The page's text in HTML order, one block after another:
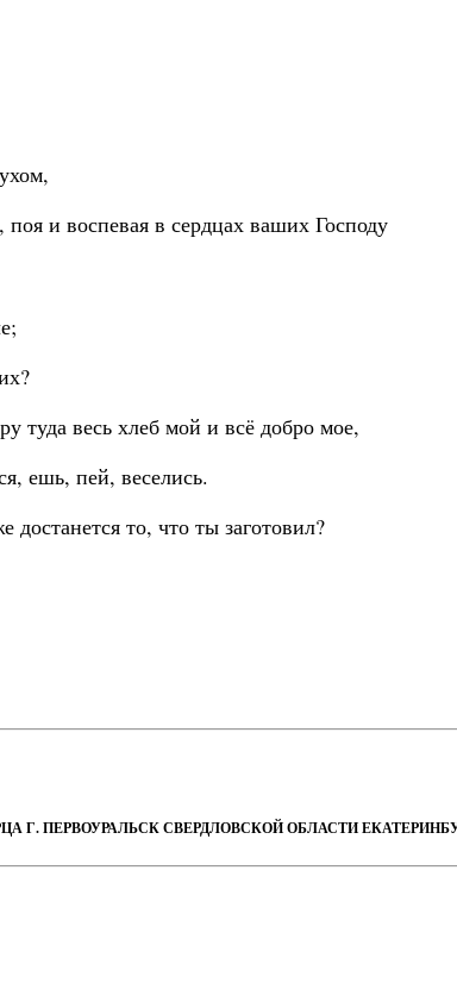
и воспевая в сердцах ваших Господу
туда весь хлеб мой и всё добро мое,
ешь, пей, веселись.
то, что ты заготовил?
Г. ПЕРВОУРАЛЬСК СВЕРДЛОВСКОЙ ОБЛАСТИ